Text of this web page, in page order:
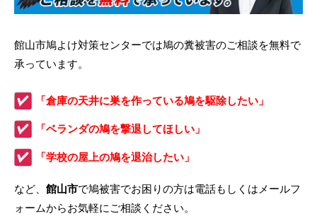
館山市鳩よけ対策センターでは鳩の糞被害のご相談を無料で
承っています。
「倉庫の天井に巣を作っている鳩を駆除したい」
「ベランダの鳩を撃退してほしい」
「学校の屋上の鳩を退治したい」
など、 館山市で鳩被害でお困りの方は電話もしくはメールフ
ォームからお気軽にご相談ください。